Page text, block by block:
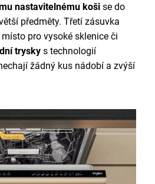
nastavitelnému koši se do
předměty. Třetí zásuvka
pro vysoké sklenice či
trysky s technologií
žádný kus nádobí a zvýší